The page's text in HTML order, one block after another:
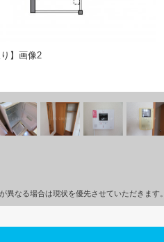
】画像2
なる場合は現状を優先させていただきます。